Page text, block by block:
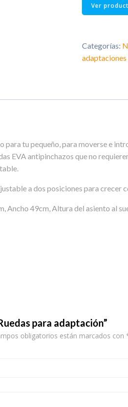
Ver
Categorías:
adaptaciones
tu pequeño, para moverse e
EVA antipinchazos que no
a dos posiciones para crecer
Ancho 49cm, Altura del asiento al
para adaptación”
obligatorios están marcados con